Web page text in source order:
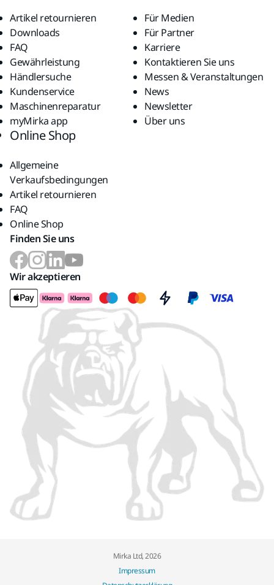
Artikel retournieren
Downloads
FAQ
Gewährleistung
Händlersuche
Kundenservice
Maschinenreparatur
myMirka app
Für Medien
Für Partner
Karriere
Kontaktieren Sie uns
Messen & Veranstaltungen
News
Newsletter
Über uns
Online Shop
Allgemeine
Verkaufsbedingungen
Artikel retournieren
FAQ
Online Shop
Finden Sie uns
Wir akzeptieren
Mirka Ltd, 2026
Impressum